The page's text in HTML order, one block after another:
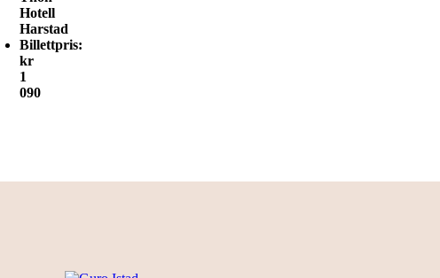
Hotell
Harstad
Billettpris:
kr
1
090